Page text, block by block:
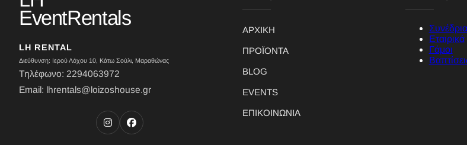
EventRentals
LH RENTAL
Διεύθυνση: Ιερού Λόχου 10, Κάτω Σούλι, Μαραθώνας
Τηλέφωνο: 2294063972
Email: lhrentals@loizoshouse.gr
ΑΡΧΙΚΗ
ΠΡΟΪΟΝΤΑ
BLOG
EVENTS
ΕΠΙΚΟΙΝΩΝΙΑ
Συνέδρια
Εταιρικά
Γάμοι